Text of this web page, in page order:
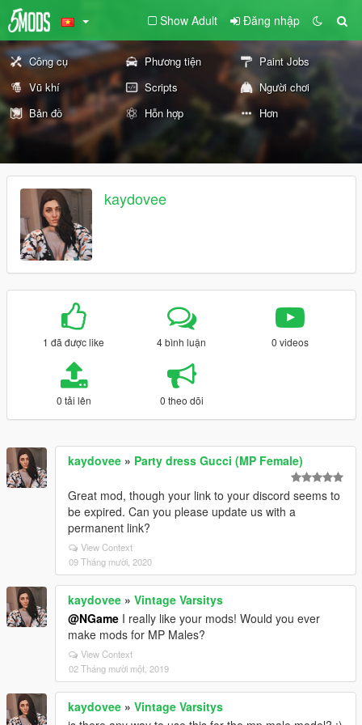
Show Adult Đăng nhập
Công cụ Phương tiện
Paint Jobs
Vũ khí
Scripts
Người chơi
Bản đồ
Hỗn hợp Hơn
kaydovee
1 đã được like 4 bình luận 0 videos
0 tải lên 0 theo dõi
kaydovee » Party dress Gucci (MP Female)
Great mod, though your link to your discord seems to
be expired. Can you please update us with a
permanent link?
View Context
09 Tháng mười, 2020
kaydovee » Vintage Varsitys
@NGame I really like your mods! Would you ever
make mods for MP Males?
View Context
02 Tháng mười một, 2019
kaydovee » Vintage Varsitys